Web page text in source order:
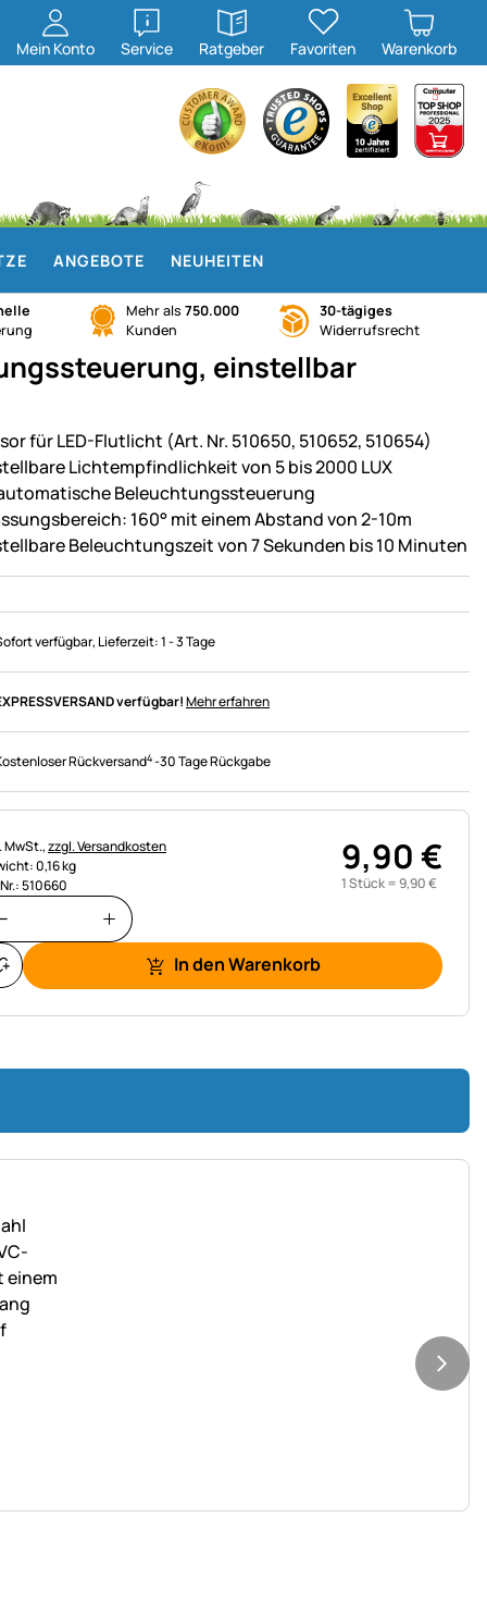
Mein Konto Service
öffnen
Ratgeber
öffnen
Favoriten Warenkorb
ANGEBOTE NEUHEITEN
Mehr als 750.000
Kunden
30-tägiges
Widerrufsrecht
einstellbar
für LED-Flutlicht (Art. Nr. 510650, 510652, 510654)
Lichtempfindlichkeit von 5 bis 2000 LUX
Beleuchtungssteuerung
160° mit einem Abstand von 2-10m
Beleuchtungszeit von 7 Sekunden bis 10 Minuten
verfügbar, Lieferzeit:1 - 3 Tage
verfügbar!Mehr erfahren
Rückversand4-30 Tage Rückgabe
MwSt.,zzgl. Versandkosten
0,16 kg
510660
9,90€
1 Stück =9,90€
In den Warenkorb